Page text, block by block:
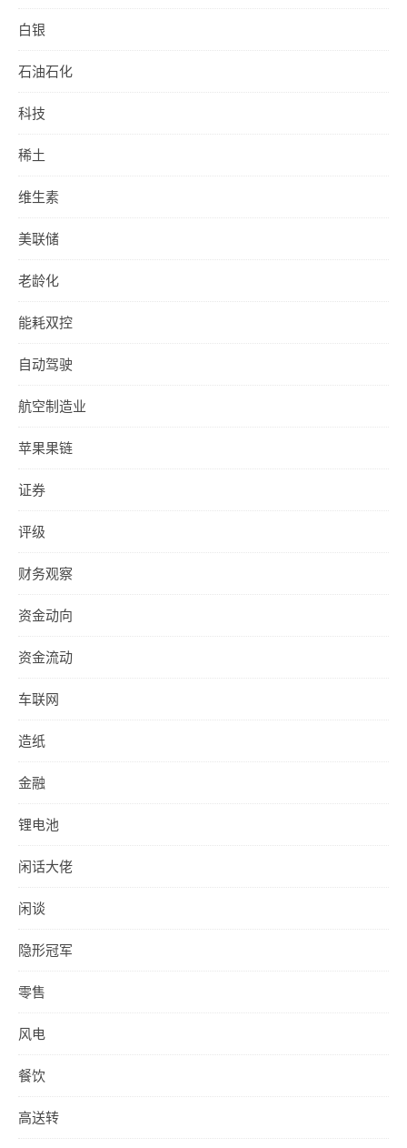
白银
石油石化
科技
稀土
维生素
美联储
老龄化
能耗双控
自动驾驶
航空制造业
苹果果链
证券
评级
财务观察
资金动向
资金流动
车联网
造纸
金融
锂电池
闲话大佬
闲谈
隐形冠军
零售
风电
餐饮
高送转